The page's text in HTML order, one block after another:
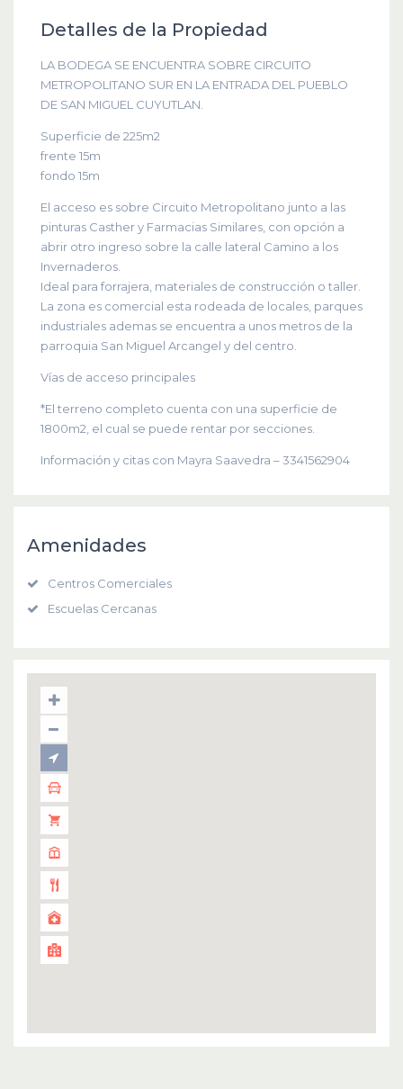
Detalles de la Propiedad
LA BODEGA SE ENCUENTRA SOBRE CIRCUITO
METROPOLITANO SUR EN LA ENTRADA DEL PUEBLO
DE SAN MIGUEL CUYUTLAN.
Superficie de 225m2
frente 15m
fondo 15m
El acceso es sobre Circuito Metropolitano junto a las
pinturas Casther y Farmacias Similares, con opción a
abrir otro ingreso sobre la calle lateral Camino a los
Invernaderos.
Ideal para forrajera, materiales de construcción o taller.
La zona es comercial esta rodeada de locales, parques
industriales ademas se encuentra a unos metros de la
parroquia San Miguel Arcangel y del centro.
Vías de acceso principales
*El terreno completo cuenta con una superficie de
1800m2, el cual se puede rentar por secciones.
Información y citas con Mayra Saavedra – 3341562904
Amenidades
Centros Comerciales
Escuelas Cercanas